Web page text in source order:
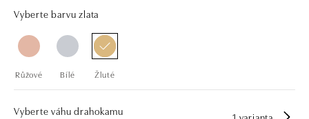
Vyberte barvu zlata
Růžové Bílé Žluté
Vyberte váhu drahokamu